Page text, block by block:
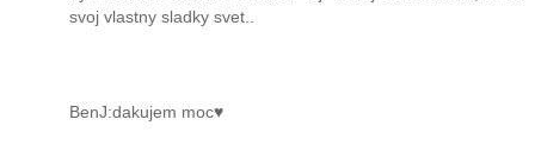
svoj vlastny sladky svet..
BenJ:dakujem moc♥